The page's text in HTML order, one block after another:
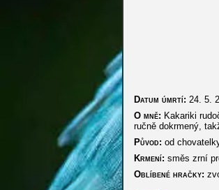
Datum úmrtí: 24. 5.
O mně: Kakariki
ručně dokrmený,
Původ: od
Krmení: směs zrní
Oblíbené hračky: